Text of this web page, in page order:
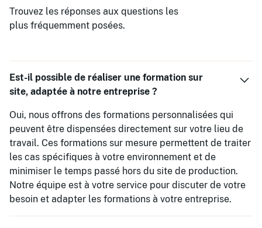
Trouvez les réponses aux questions les
plus fréquemment posées.
Est-il possible de réaliser une formation sur
site, adaptée à notre entreprise ?
Oui, nous offrons des formations personnalisées qui
peuvent être dispensées directement sur votre lieu de
travail. Ces formations sur mesure permettent de traiter
les cas spécifiques à votre environnement et de
minimiser le temps passé hors du site de production.
Notre équipe est à votre service pour discuter de votre
besoin et adapter les formations à votre entreprise.